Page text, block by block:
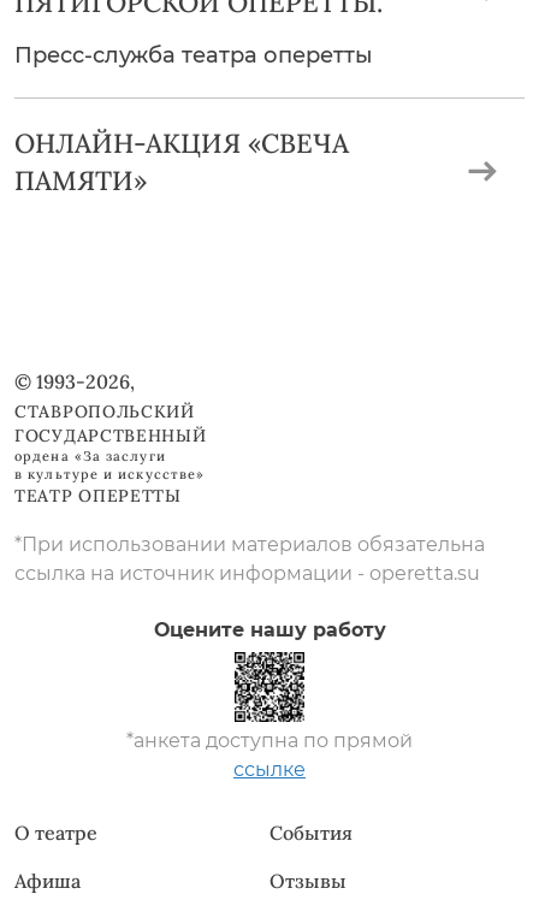
Пресс-служба театра оперетты
ОНЛАЙН-АКЦИЯ «СВЕЧА
ПАМЯТИ»
© 1993-2026,
СТАВРОПОЛЬСКИЙ
ГОСУДАРСТВЕННЫЙ
ордена «За заслуги
в культуре и искусстве»
ТЕАТР ОПЕРЕТТЫ
*При использовании материалов обязательна
ссылка на источник информации - operetta.su
Оцените нашу работу
*анкета доступна по прямой
ссылке
О театре
Афиша
События
Отзывы